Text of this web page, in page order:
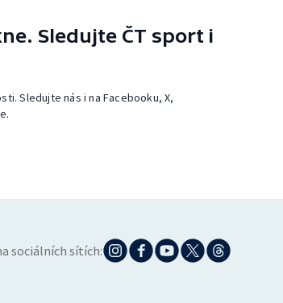
Sledujte ČT sport i
Sledujte nás i na Facebooku, X,
sociálních sítích: